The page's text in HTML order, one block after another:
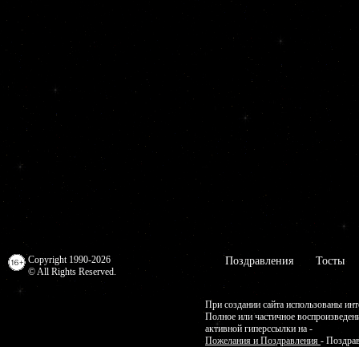
Copyright 1990-2026
© All Rights Reserved.
Поздравления Тосты
При создании сайта использованы
Полное или частичное
активной гиперссылки на -
Пожелания и Поздравления -